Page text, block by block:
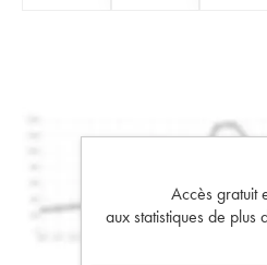
Accès gratuit
aux statistiques de